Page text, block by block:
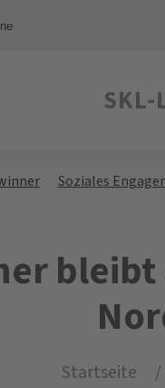
SKL-
Soziales
Startseite